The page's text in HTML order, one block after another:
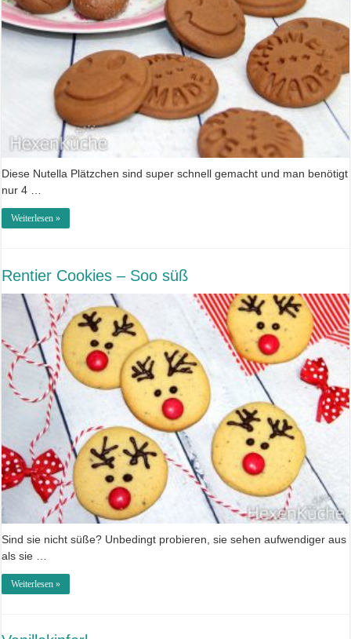
Diese Nutella Plätzchen sind super schnell gemacht und man benötigt
nur 4 …
Weiterlesen »
Rentier Cookies – Soo süß
Sind sie nicht süße? Unbedingt probieren, sie sehen aufwendiger aus
als sie …
Weiterlesen »